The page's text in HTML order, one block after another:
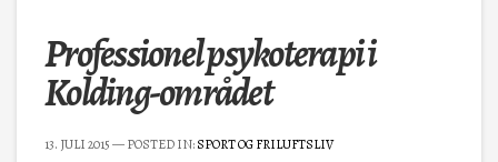
Professionel psykoterapi i
Kolding-området
13. JULI 2015— POSTED IN:SPORT OG FRILUFTSLIV